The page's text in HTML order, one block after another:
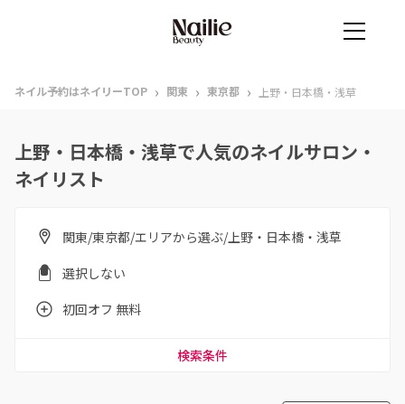
ネイル予約はネイリーTOP › 関東 › 東京都 › 上野・日本橋・浅草
上野・日本橋・浅草で人気のネイルサロン・
ネイリスト
関東/東京都/エリアから選ぶ/上野・日本橋・浅草
選択しない
初回オフ 無料
検索条件